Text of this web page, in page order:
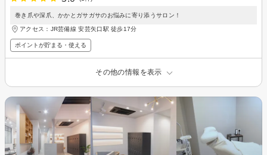
巻き爪や深爪、かかとガサガサのお悩みに寄り添うサロン！
アクセス：JR芸備線 安芸矢口駅 徒歩17分
ポイントが貯まる・使える
その他の情報を表示